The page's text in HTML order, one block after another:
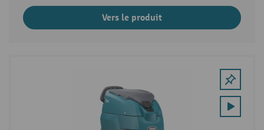
Vers le produit